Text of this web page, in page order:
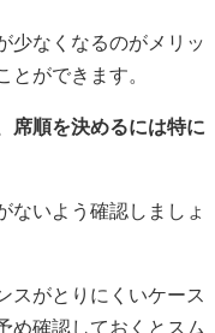
スがとりにくいケース